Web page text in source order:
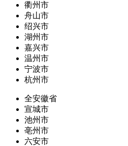
衢州市
舟山市
绍兴市
湖州市
嘉兴市
温州市
宁波市
杭州市
全安徽省
宣城市
池州市
亳州市
六安市